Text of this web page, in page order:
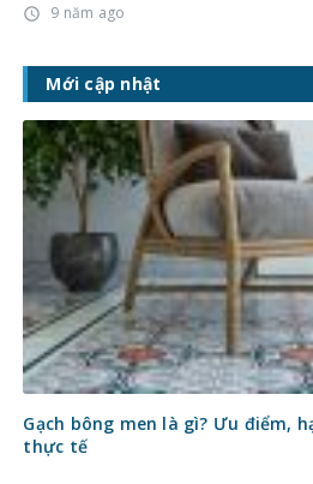
access_time 9 năm ago
Mới cập nhật
Gạch bông men là gì? Ưu điểm,
thực tế